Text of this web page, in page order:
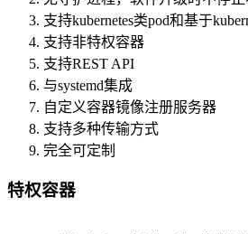
支持kubernetes类pod和基于
支持非特权容器
支持REST API
与systemd集成
自定义容器镜像注册服务器
支持多种传输方式
完全可定制
特权容器